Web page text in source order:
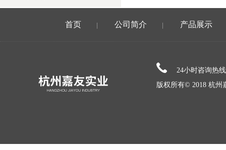
首页 公司简介 产品展示
24小时咨询热
版权所有© 2018 杭州